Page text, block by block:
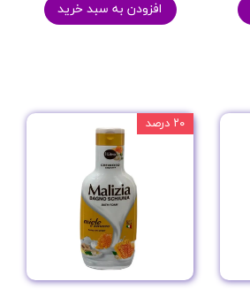
افزودن به سبد خرید
۲۰ درصد